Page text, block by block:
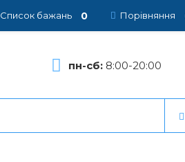
Список бажань 0 Порівняння
пн-сб:8:00-20:00